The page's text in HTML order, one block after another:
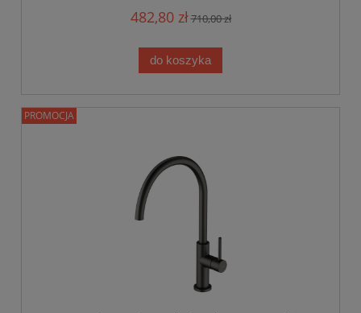
482,80 zł710,00 zł
do koszyka
PROMOCJA